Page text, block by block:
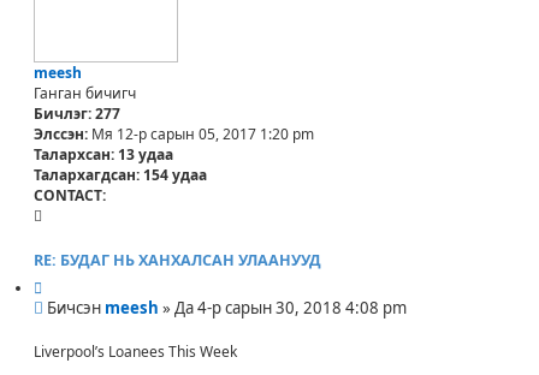
meesh
Ганган бичигч
Бичлэг:277
Элссэн: Мя 12-р сарын 05, 2017 1:20 pm
Талархсан: 13 удаа
Талархагдсан: 154 удаа
CONTACT:
N
C
_
RE: БУДАГ НЬ ХАНХАЛСАН УЛААНУУД
ш
э
Б
ч
Бичсэн meesh » Да 4-р сарын 30, 2018 4:08 pm
Liverpool’s Loanees This Week